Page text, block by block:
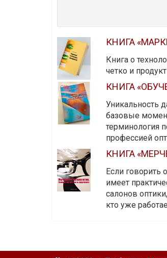
КНИГА
Книга о
четко и
КНИГА
Уникальность
базовые
терминология
профессией
КНИГА
Если говорить
имеет
салонов
кто уже